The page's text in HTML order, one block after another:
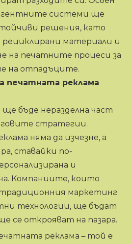
системи ще
решения, като
рециклирани материали и
на печатните процеси за
на отпадъците.
печатната реклама
ще бъде неразделна част
стратегии.
няма да изчезне, а
ставайки по-
и
Компаниите, които
маркетинг
технологии, ще бъдат
се открояват на пазара.
реклама – той е